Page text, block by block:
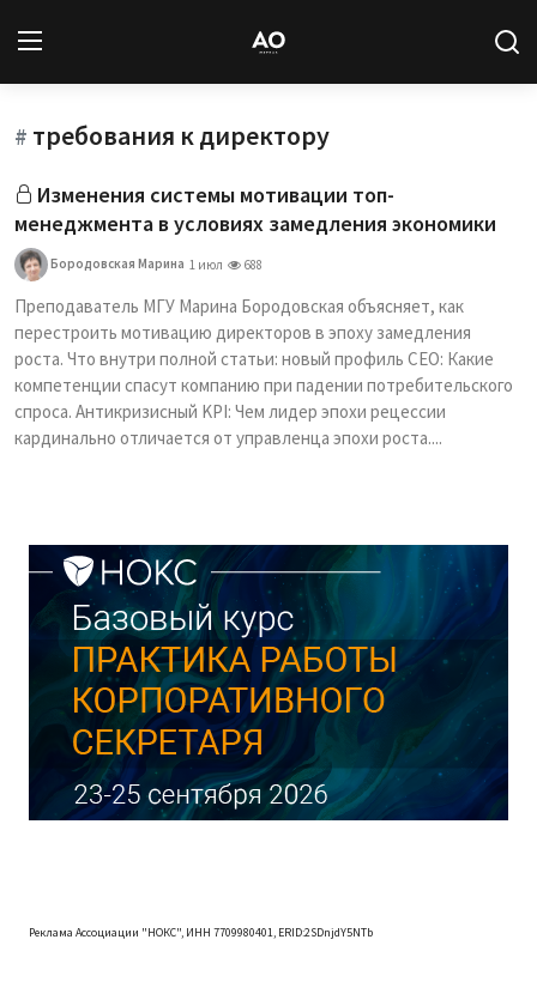
Вход Регистрация
Новости
Статьи
Авторы
Архив
База знаний
# требования к директору
Изменения системы мотивации топ-
менеджмента в условиях замедления экономики
Бородовская Марина 1 июл 688
Преподаватель МГУ Марина Бородовская объясняет, как
перестроить мотивацию директоров в эпоху замедления
роста. Что внутри полной статьи: новый профиль CEO: Какие
компетенции спасут компанию при падении потребительского
спроса. Антикризисный KPI: Чем лидер эпохи рецессии
кардинально отличается от управленца эпохи роста....
Реклама Ассоциации "НОКС", ИНН 7709980401, ERID:2SDnjdY5NTb